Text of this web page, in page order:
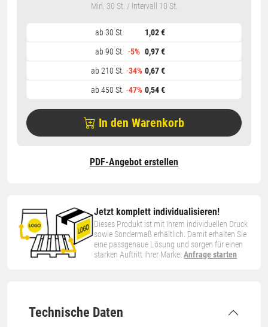
Jetzt komplett individualisieren!
Dieses Produkt ist mit Ihrem individuellen Druck
sowie Sondermaß erhältlich. Damit erhalten Sie
eine passgenaue Lösung und sorgen für einen
starken Auftritt Ihrer Marke.Anfrage starten
Technische Daten
ab 30 St.
1,02 €
ab 90 St.
-5% 0,97 €
ab 210 St. -34% 0,67 €
ab 450 St. -47% 0,54 €
Min. 30 St. / Intervall 10 St.
In den Warenkorb
PDF-Angebot erstellen